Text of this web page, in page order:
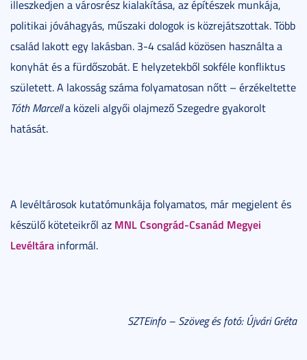
illeszkedjen a városrész kialakítása, az építészek munkája,
politikai jóváhagyás, műszaki dologok is közrejátszottak. Több
család lakott egy lakásban. 3-4 család közösen használta a
konyhát és a fürdőszobát. E helyzetekből sokféle konfliktus
született. A lakosság száma folyamatosan nőtt – érzékeltette
Tóth Marcella közeli algyői olajmező Szegedre gyakorolt
hatását.
A levéltárosok kutatómunkája folyamatos, már megjelent és
készülő köteteikről az MNL Csongrád-Csanád Megyei
Levéltára informál.
SZTEinfo – Szöveg és fotó: Újvári Gréta